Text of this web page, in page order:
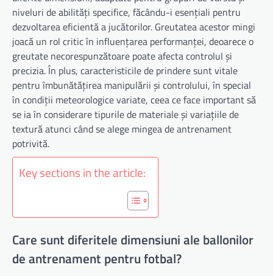
niveluri de abilități specifice, făcându-i esențiali pentru
dezvoltarea eficientă a jucătorilor. Greutatea acestor mingi
joacă un rol critic în influențarea performanței, deoarece o
greutate necorespunzătoare poate afecta controlul și
precizia. În plus, caracteristicile de prindere sunt vitale
pentru îmbunătățirea manipulării și controlului, în special
în condiții meteorologice variate, ceea ce face important să
se ia în considerare tipurile de materiale și variațiile de
textură atunci când se alege mingea de antrenament
potrivită.
Key sections in the article:
Care sunt diferitele dimensiuni ale ballonilor
de antrenament pentru fotbal?